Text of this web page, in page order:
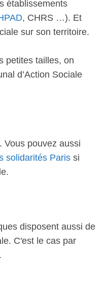
établissements
, CHRS …). Et
sur son territoire.
petites tailles, on
d’Action Sociale
Vous pouvez aussi
solidarités Paris si
disposent aussi de
C'est le cas par